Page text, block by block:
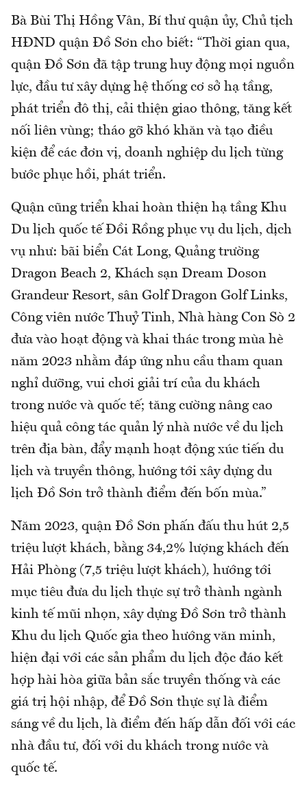
Bà Bùi Thị Hồng Vân, Bí thư quận ủy, Chủ tịch
HĐND quận Đồ Sơn cho biết: “Thời gian qua,
quận Đồ Sơn đã tập trung huy động mọi nguồn
lực, đầu tư xây dựng hệ thống cơ sở hạ tầng,
phát triển đô thị, cải thiện giao thông, tăng kết
nối liên vùng; tháo gỡ khó khăn và tạo điều
kiện để các đơn vị, doanh nghiệp du lịch từng
bước phục hồi, phát triển.
Quận cũng triển khai hoàn thiện hạ tầng Khu
Du lịch quốc tế Đồi Rồng phục vụ du lịch, dịch
vụ như: bãi biển Cát Long, Quảng trường
Dragon Beach 2, Khách sạn Dream Doson
Grandeur Resort, sân Golf Dragon Golf Links,
Công viên nước Thuỷ Tinh, Nhà hàng Con Sò 2
đưa vào hoạt động và khai thác trong mùa hè
năm 2023 nhằm đáp ứng nhu cầu tham quan
nghỉ dưỡng, vui chơi giải trí của du khách
trong nước và quốc tế; tăng cường nâng cao
hiệu quả công tác quản lý nhà nước về du lịch
trên địa bàn, đẩy mạnh hoạt động xúc tiến du
lịch và truyền thông, hướng tới xây dựng du
lịch Đồ Sơn trở thành điểm đến bốn mùa.”
Năm 2023, quận Đồ Sơn phấn đấu thu hút 2,5
triệu lượt khách, bằng 34,2% lượng khách đến
Hải Phòng (7,5 triệu lượt khách), hướng tới
mục tiêu đưa du lịch thực sự trở thành ngành
kinh tế mũi nhọn, xây dựng Đồ Sơn trở thành
Khu du lịch Quốc gia theo hướng văn minh,
hiện đại với các sản phẩm du lịch độc đáo kết
hợp hài hòa giữa bản sắc truyền thống và các
giá trị hội nhập, để Đồ Sơn thực sự là điểm
sáng về du lịch, là điểm đến hấp dẫn đối với các
nhà đầu tư, đối với du khách trong nước và
quốc tế.